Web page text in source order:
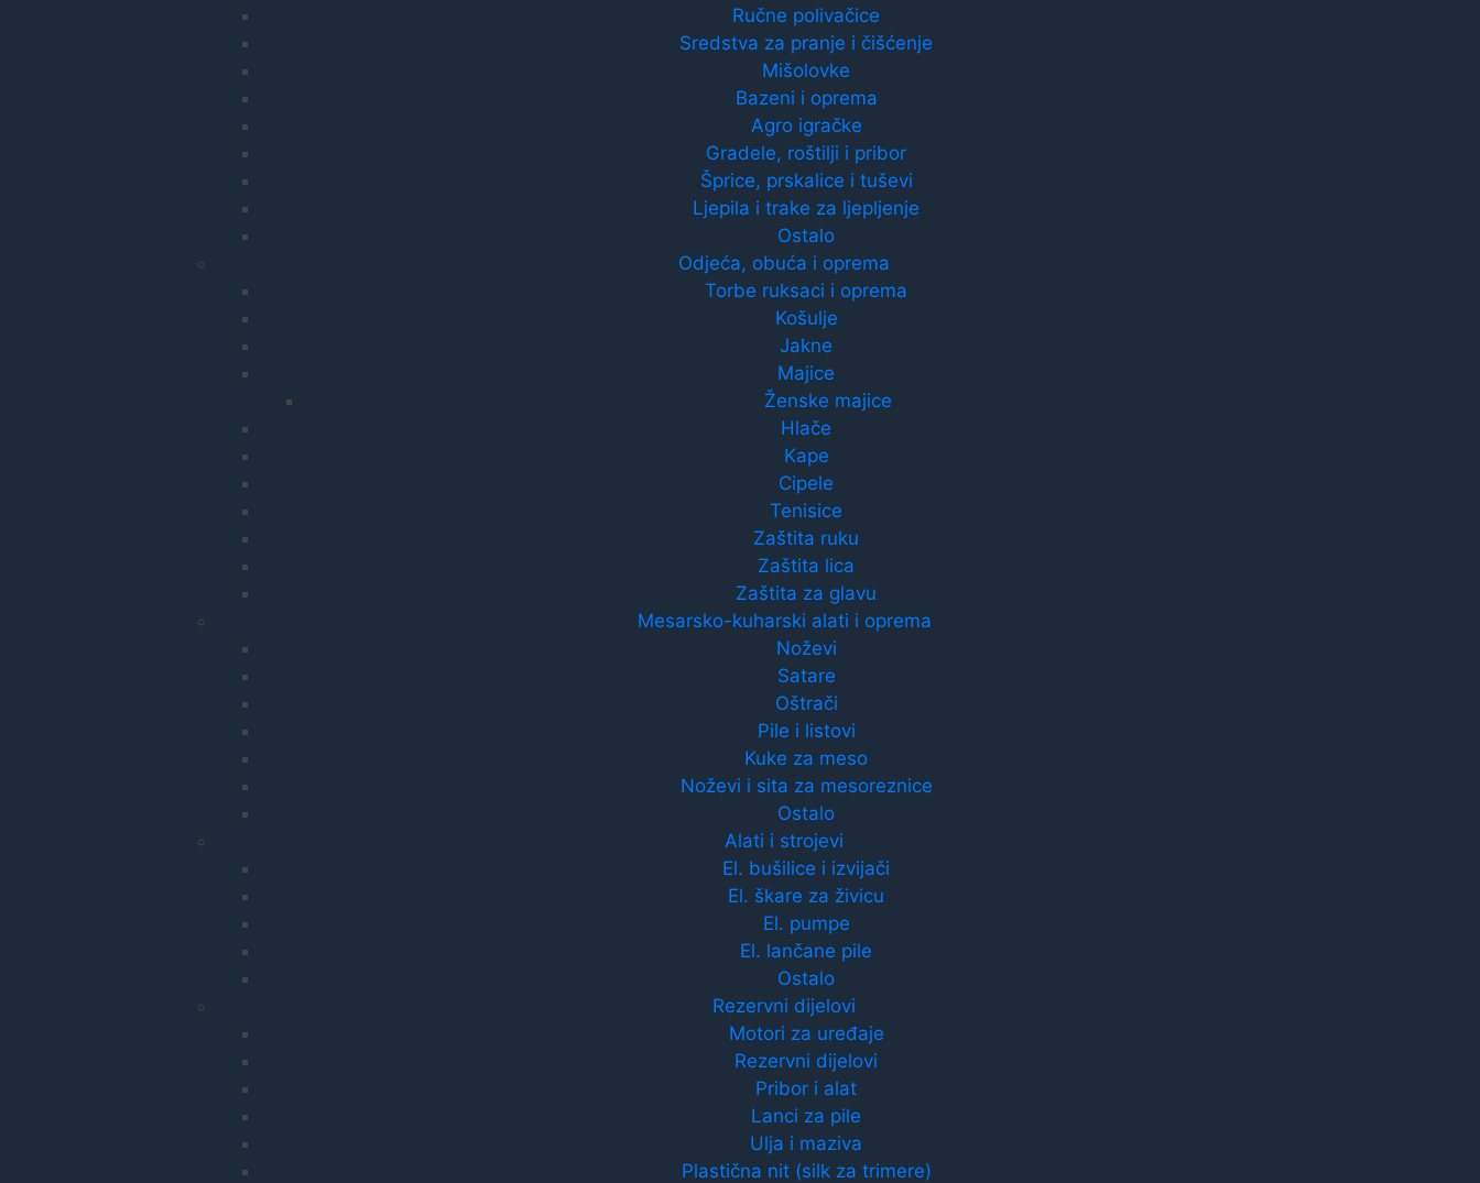
Ručne polivačice
Sredstva za pranje i čišćenje
Mišolovke
Bazeni i oprema
Agro igračke
Gradele, roštilji i pribor
Šprice, prskalice i tuševi
Ljepila i trake za ljepljenje
Ostalo
Odjeća, obuća i oprema
Torbe ruksaci i oprema
Košulje
Jakne
Majice
Ženske majice
Hlače
Kape
Cipele
Tenisice
Zaštita ruku
Zaštita lica
Zaštita za glavu
Mesarsko-kuharski alati i oprema
Noževi
Satare
Oštrači
Pile i listovi
Kuke za meso
Noževi i sita za mesoreznice
Ostalo
Alati i strojevi
El. bušilice i izvijači
El. škare za živicu
El. pumpe
El. lančane pile
Ostalo
Rezervni dijelovi
Motori za uređaje
Rezervni dijelovi
Pribor i alat
Lanci za pile
Ulja i maziva
Plastična nit (silk za trimere)